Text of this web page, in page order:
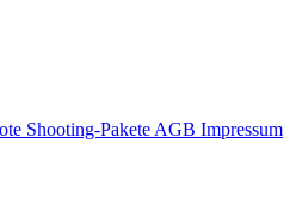
Shooting-Pakete AGB Impressum